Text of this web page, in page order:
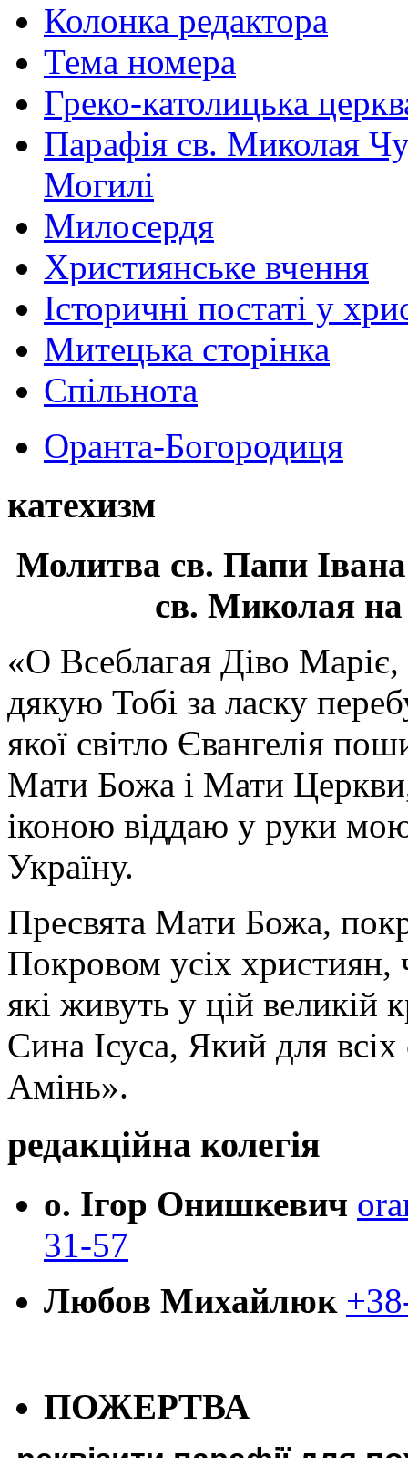
Колонка редактора
Тема номера
Греко-католицька
Парафія св. Миколая
Могилі
Милосердя
Християнське вчення
Історичні постаті у
Митецька сторінка
Спільнота
Оранта-Богородиця
катехизм
Молитва св. Папи
св. Миколая на
«О Всеблагая Діво
дякую Тобі за ласку
якої світло Євангелія
Мати Божа і Мати
іконою віддаю у руки
Україну.
Пресвята Мати Божа,
Покровом усіх християн,
які живуть у цій великій
Сина Ісуса, Який для
Амінь».
редакційна колегія
о. Ігор Онишкевич
31-57
Любов Михайлюк
ПОЖЕРТВА